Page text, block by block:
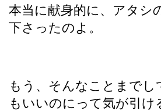
本当に献身的に、アタシ
下さったのよ。
もう、そんなことまでし
もいいのにって気が引け